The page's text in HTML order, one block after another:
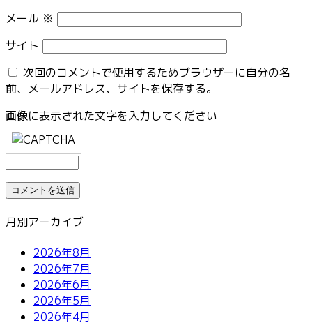
メール ※
サイト
次回のコメントで使用するためブラウザーに自分の名
前、メールアドレス、サイトを保存する。
画像に表示された文字を入力してください
月別アーカイブ
2026年8月
2026年7月
2026年6月
2026年5月
2026年4月